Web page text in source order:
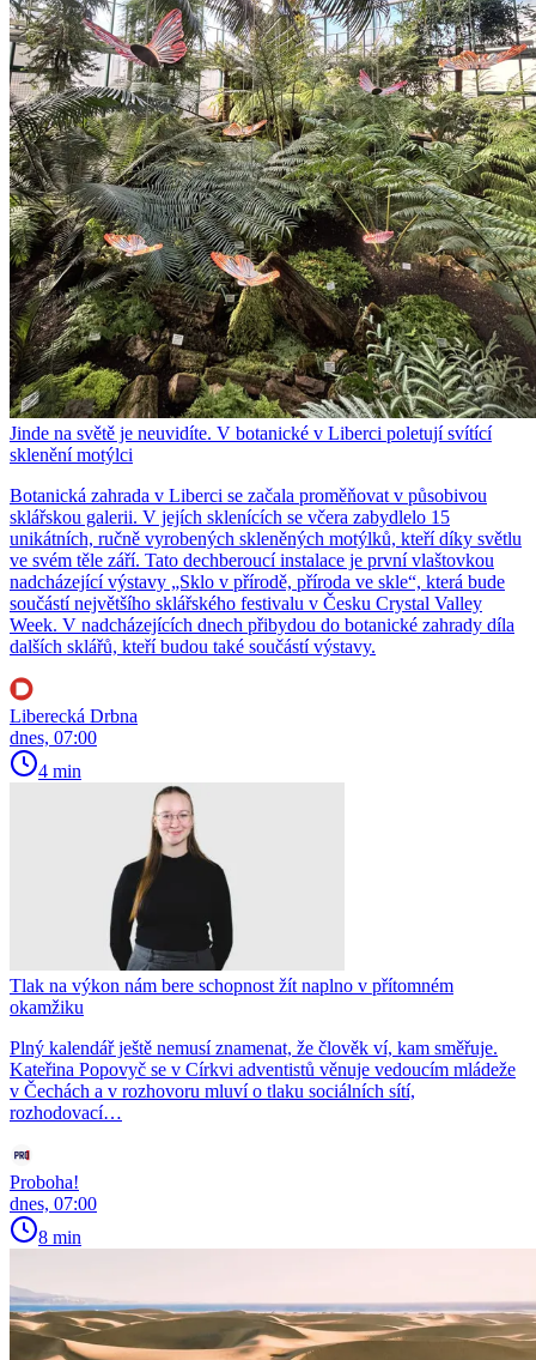
Jinde na světě je neuvidíte. V botanické v Liberci poletují svítící
sklenění motýlci
Botanická zahrada v Liberci se začala proměňovat v působivou
sklářskou galerii. V jejích sklenících se včera zabydlelo 15
unikátních, ručně vyrobených skleněných motýlků, kteří díky světlu
ve svém těle září. Tato dechberoucí instalace je první vlaštovkou
nadcházející výstavy „Sklo v přírodě, příroda ve skle“, která bude
součástí největšího sklářského festivalu v Česku Crystal Valley
Week. V nadcházejících dnech přibydou do botanické zahrady díla
dalších sklářů, kteří budou také součástí výstavy.
Liberecká Drbna
dnes, 07:00
4 min
Tlak na výkon nám bere schopnost žít naplno v přítomném
okamžiku
Plný kalendář ještě nemusí znamenat, že člověk ví, kam směřuje.
Kateřina Popovyč se v Církvi adventistů věnuje vedoucím mládeže
v Čechách a v rozhovoru mluví o tlaku sociálních sítí,
rozhodovací…
Proboha!
dnes, 07:00
8 min